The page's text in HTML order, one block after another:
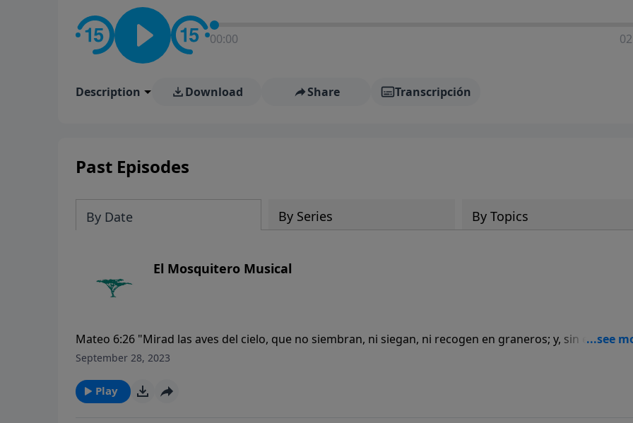
00:00
Description Download Share Transcripción
Past Episodes
By Date By Series By Topics
El Mosquitero Musical
Mateo 6:26 "Mirad las aves del cielo, que no siembran, ni siegan, ni recogen en graneros; y, sin
vuestro Padre celestial las alimenta. ¿No valéis vosotros mucho más que ellas?"
September 28, 2023
Play